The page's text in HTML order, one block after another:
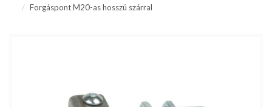
Forgáspont M20-as hosszú szárral